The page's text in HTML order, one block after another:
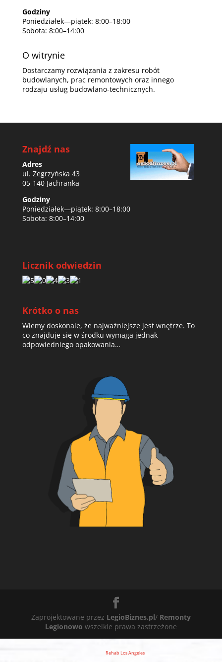
Godziny
Poniedziałek—piątek: 8:00–18:00
Sobota: 8:00–14:00
O witrynie
Dostarczamy rozwiązania z zakresu robót
budowlanych, prac remontowych oraz innego
rodzaju usług budowlano-technicznych.
Znajdź nas
Adres
ul. Zegrzyńska 43
05-140 Jachranka
Godziny
Poniedziałek—piątek: 8:00–18:00
Sobota: 8:00–14:00
Licznik odwiedzin
Krótko o nas
Wiemy doskonale, że najważniejsze jest wnętrze. To
co znajduje się w środku wymaga jednak
odpowiedniego opakowania…
Zaprojektowane przez LegioBiznes.pl/ Remonty
Legionowo wszelkie prawa zastrzeżone
Rehab Los Angeles